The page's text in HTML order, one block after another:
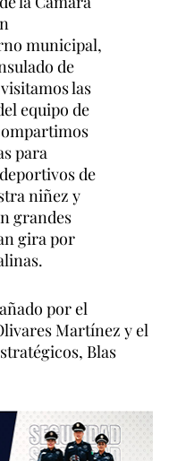
municipal,
de
las
equipo de
para
de
niñez y
grandes
gira por
por el
Martínez y el
Blas